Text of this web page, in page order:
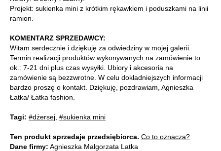
Projekt: sukienka mini z krótkim rękawkiem i poduszkami na linii
ramion.
KOMENTARZ SPRZEDAWCY:
Witam serdecznie i dziękuję za odwiedziny w mojej galerii.
Termin realizacji produktów wykonywanych na zamówienie to
ok.: 7-21 dni plus czas wysyłki. Ubiory i akcesoria na
zamówienie są bezzwrotne. W celu dokładniejszych informacji
bardzo proszę o kontakt. Dziękuję, pozdrawiam, Agnieszka
Łatka/ Łatka fashion.
Tagi: #dżersej #sukienka mini
Ten produkt sprzedaje przedsiębiorca. Co to oznacza?
Dane firmy: Agnieszka Malgorzata Latka